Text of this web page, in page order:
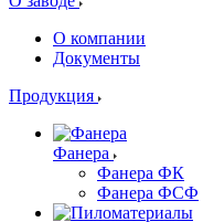
О компании
Документы
Продукция
Фанера
Фанера ФК
Фанера ФСФ